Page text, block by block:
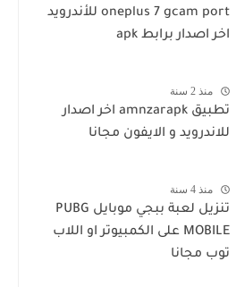
oneplus 7 gcam port للأندرويد
اخر اصدار برابط apk
منذ 2 سنة
تطبيق amnzarapk اخر اصدار
للاندرويد و الايفون مجانا
منذ 4 سنة
تنزيل لعبة ببجي موبايل PUBG
MOBILE على الكمبيوتر او اللاب
توب مجانا